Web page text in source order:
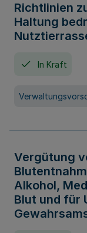
Richtlinien
Haltung
In Kraft
Vergütung
Alkohol,
Blut und für